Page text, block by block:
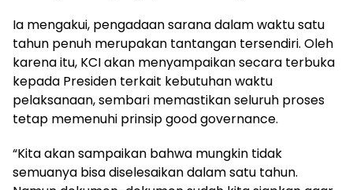
Ia mengakui, pengadaan sarana dalam waktu satu
tahun penuh merupakan tantangan tersendiri. Oleh
karena itu, KCI akan menyampaikan secara terbuka
kepada Presiden terkait kebutuhan waktu
pelaksanaan, sembari memastikan seluruh proses
tetap memenuhi prinsip good governance.
“Kita akan sampaikan bahwa mungkin tidak
semuanya bisa diselesaikan dalam satu tahun.